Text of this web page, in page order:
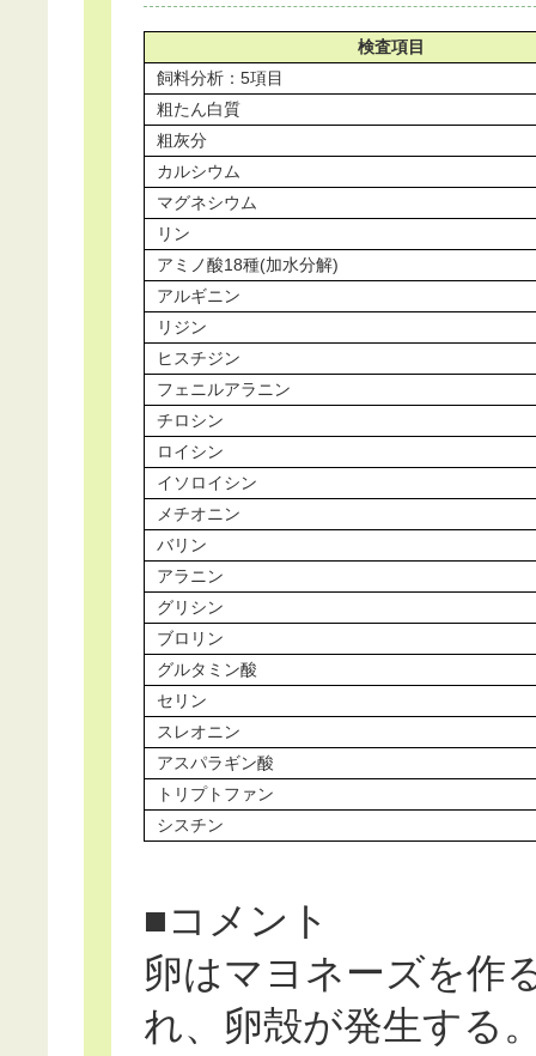
検査項目
飼料分析：5項目
粗たん白質
粗灰分
カルシウム
マグネシウム
リン
アミノ酸18種(加水分解)
アルギニン
リジン
ヒスチジン
フェニルアラニン
チロシン
ロイシン
イソロイシン
メチオニン
バリン
アラニン
グリシン
ブロリン
グルタミン酸
セリン
スレオニン
アスパラギン酸
トリプトファン
シスチン
■コメント
卵はマヨネーズを作
れ、卵殻が発生する